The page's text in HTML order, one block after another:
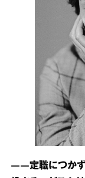
――定職につかず